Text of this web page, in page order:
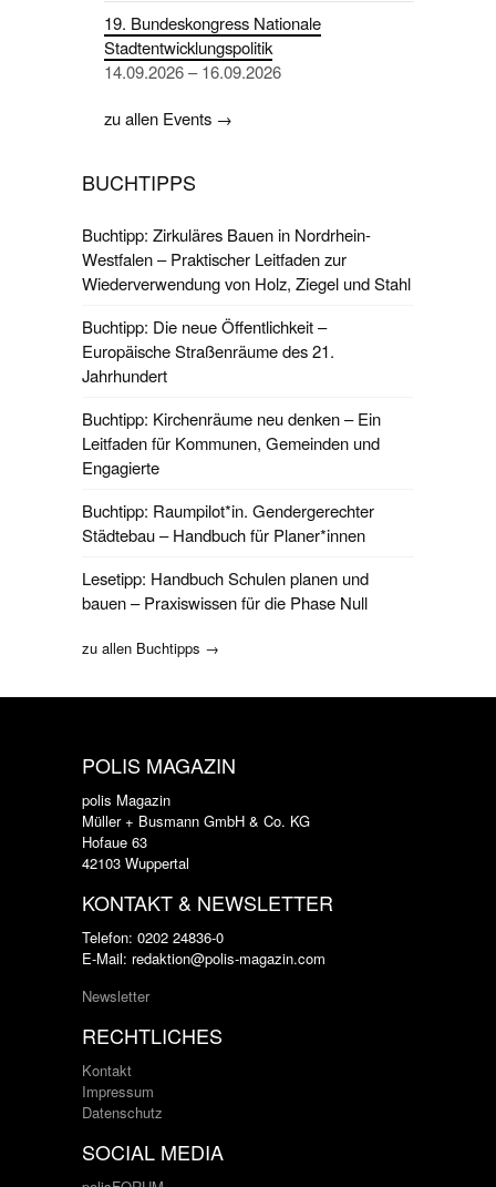
19. Bundeskongress Nationale
Stadtentwicklungspolitik
14.09.2026 – 16.09.2026
zu allen Events →
BUCHTIPPS
Buchtipp: Zirkuläres Bauen in Nordrhein-
Westfalen – Praktischer Leitfaden zur
Wiederverwendung von Holz, Ziegel und Stahl
Buchtipp: Die neue Öffentlichkeit –
Europäische Straßenräume des 21.
Jahrhundert
Buchtipp: Kirchenräume neu denken – Ein
Leitfaden für Kommunen, Gemeinden und
Engagierte
Buchtipp: Raumpilot*in. Gendergerechter
Städtebau – Handbuch für Planer*innen
Lesetipp: Handbuch Schulen planen und
bauen – Praxiswissen für die Phase Null
zu allen Buchtipps →
POLIS MAGAZIN
polis Magazin
Müller + Busmann GmbH & Co. KG
Hofaue 63
42103 Wuppertal
KONTAKT & NEWSLETTER
Telefon: 0202 24836-0
E-Mail: redaktion@polis-magazin.com
Newsletter
RECHTLICHES
Kontakt
Impressum
Datenschutz
SOCIAL MEDIA